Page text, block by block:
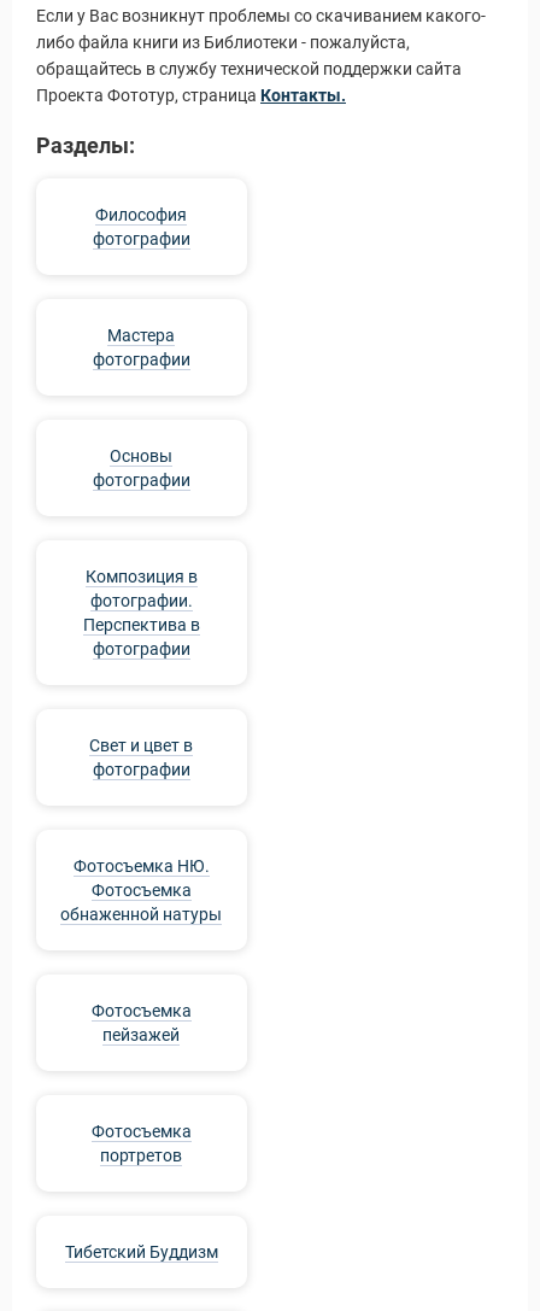
Туры
Если у Вас возникнут проблемы со скачиванием какого-
либо файла книги из Библиотеки - пожалуйста,
обращайтесь в службу технической поддержки сайта
Проекта Фототур, страница Контакты.
Разделы:
Философия
фотографии
Мастера
фотографии
Основы
фотографии
Композиция в
фотографии.
Перспектива в
фотографии
Свет и цвет в
фотографии
Фотосъемка НЮ.
Фотосъемка
обнаженной натуры
Фотосъемка
пейзажей
Фотосъемка
портретов
Тибетский Буддизм